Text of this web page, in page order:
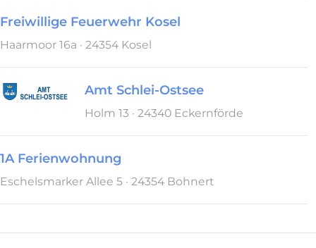
Freiwillige Feuerwehr Kosel
Haarmoor 16a · 24354 Kosel
Amt Schlei-Ostsee
Holm 13 · 24340 Eckernförde
1A Ferienwohnung
Eschelsmarker Allee 5 · 24354 Bohnert